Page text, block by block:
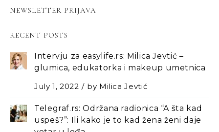
NEWSLETTER PRIJAVA
RECENT POSTS
Intervju za easylife.rs: Milica Jevtić –
glumica, edukatorka i makeup umetnica
July 1, 2022
by Milica Jevtić
Telegraf.rs: Održana radionica “A šta kad
uspeš?”: Ili kako je to kad žena ženi daje